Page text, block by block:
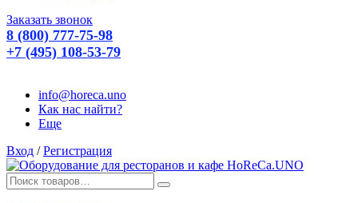
Заказать звонок
8 (800) 777-75-98
+7 (495) 108-53-79
info@horeca.uno
Как нас найти?
Еще
Вход / Регистрация